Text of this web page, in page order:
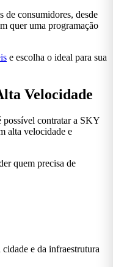
de consumidores, desde
quer uma programação
e escolha o ideal para sua
Velocidade
possível contratar a SKY
alta velocidade e
quem precisa de
e da infraestrutura